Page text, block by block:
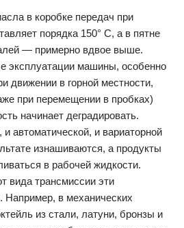
в коробке передач при
порядка 150° С, а в пятне
— примерно вдвое выше.
эксплуатации машины, особенно
движении в горной местности,
при перемещении в пробках)
начинает деградировать.
автоматической, и вариаторной
изнашиваются, а продукты
в рабочей жидкости.
вида трансмиссии эти
Например, в механических
из стали, латуни, бронзы и